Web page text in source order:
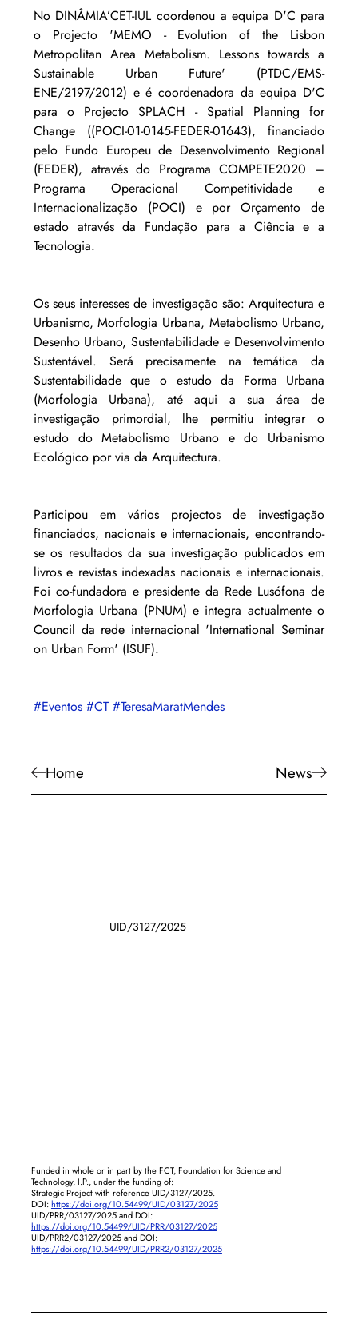
Home News
No DINÂMIA’CET-IUL coordenou a equipa D'C para
o Projecto 'MEMO - Evolution of the Lisbon
Metropolitan Area Metabolism. Lessons towards a
Sustainable Urban Future' (PTDC/EMS-
ENE/2197/2012) e é coordenadora da equipa D'C
para o Projecto SPLACH - Spatial Planning for
Change ((POCI-01-0145-FEDER-01643), financiado
pelo Fundo Europeu de Desenvolvimento Regional
(FEDER), através do Programa COMPETE2020 –
Programa Operacional Competitividade e
Internacionalização (POCI) e por Orçamento de
estado através da Fundação para a Ciência e a
Tecnologia.
Os seus interesses de investigação são: Arquitectura e
Urbanismo, Morfologia Urbana, Metabolismo Urbano,
Desenho Urbano, Sustentabilidade e Desenvolvimento
Sustentável. Será precisamente na temática da
Sustentabilidade que o estudo da Forma Urbana
(Morfologia Urbana), até aqui a sua área de
investigação primordial, lhe permitiu integrar o
estudo do Metabolismo Urbano e do Urbanismo
Ecológico por via da Arquitectura.
Participou em vários projectos de investigação
financiados, nacionais e internacionais, encontrando-
se os resultados da sua investigação publicados em
livros e revistas indexadas nacionais e internacionais.
Foi co-fundadora e presidente da Rede Lusófona de
Morfologia Urbana (PNUM) e integra actualmente o
Council da rede internacional 'International Seminar
on Urban Form' (ISUF).
#Eventos #CT #TeresaMaratMendes
UID/3127/2025
Funded in whole or in part by the FCT, Foundation for Science and
Technology, I.P., under the funding of:
Strategic Project with reference UID/3127/2025.
DOI:https://doi.org/10.54499/UID/03127/2025
UID/PRR/03127/2025 and DOI:
https://doi.org/10.54499/UID/PRR/03127/2025
UID/PRR2/03127/2025 and DOI:
https://doi.org/10.54499/UID/PRR2/03127/2025